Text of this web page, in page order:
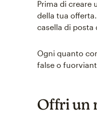
Prima di creare
della tua
casella di posta
Ogni quanto
false o
Offri un